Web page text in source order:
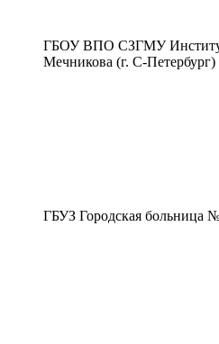
ГБОУ ВПО СЗГМУ
Мечникова (г. С-Петербург)
ГБУЗ Городская больница